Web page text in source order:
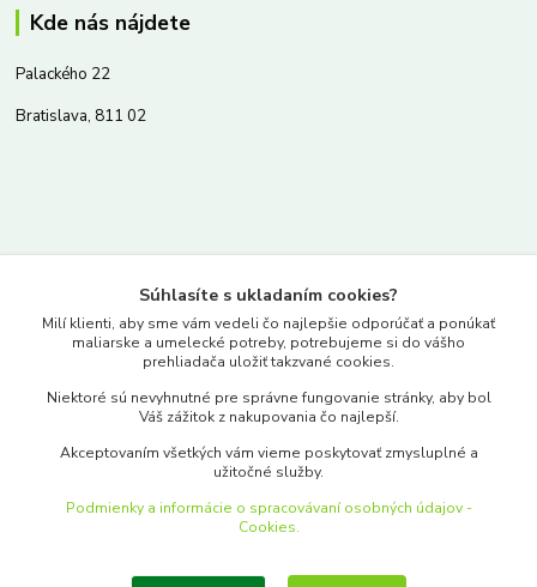
Kde nás nájdete
Palackého 22
Bratislava, 811 02
www.merkantil.sk
Pondelok-Piatok: 9.00-17.00hod.
objednavky@merkantil-obchod.sk
Súhlasíte s ukladaním cookies?
Milí klienti, aby sme vám vedeli čo najlepšie odporúčať a ponúkať
maliarske a umelecké potreby, potrebujeme si do vášho
prehliadača uložiť takzvané cookies.
Niektoré sú nevyhnutné pre správne fungovanie stránky, aby bol
Váš zážitok z nakupovania čo najlepší.
Akceptovaním všetkých vám vieme poskytovať zmysluplné a
užitočné služby.
Podmienky a informácie o spracovávaní osobných údajov -
Cookies.